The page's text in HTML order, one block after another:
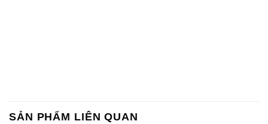
SẢN PHẨM LIÊN QUAN